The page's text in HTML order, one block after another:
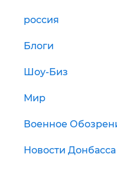
россия
Блоги
Шоу-Биз
Мир
Военное
Новости Донбасса